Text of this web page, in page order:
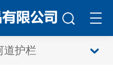
道护栏